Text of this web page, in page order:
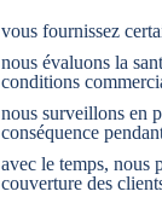
vous fournissez
nous évaluons la
conditions
nous surveillons en
conséquence
avec le temps, nous
couverture des